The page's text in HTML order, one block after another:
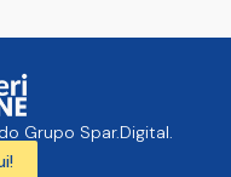
Grupo Spar.Digital.